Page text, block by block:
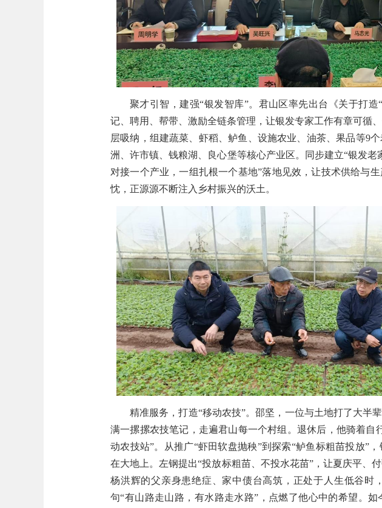
聚才引智，建强“银发智库”。 君山区率先出台《关于打造“
记、聘用、帮带、激励全链条管理 ， 让银发专家工作有章可循
层吸纳，组建蔬菜、虾稻、鲈鱼、设施农业、油茶、果品等9个
洲、许市镇、钱粮湖、良心堡等核心产业区。同步建立“银发老
对接一个产业，一组扎根一个基地”落地见效 ，让技术供给与
忱， 正源源不断注入乡村振兴的沃土。
精准服务，打造“移动农技”。邵坚，一位与土地打了大半
满一摞摞农技笔记，走遍君山每一个村组。退休后，他骑着自
动农技站”。从推广“虾田软盘抛秧”到探索“鲈鱼标粗苗投放”，
在大地上。左钢提出“投放标粗苗、不投水花苗”，让夏庆平、
杨洪辉的父亲身患绝症、家中债台高筑，正处于 人生低谷时
句“有山路走山路，有水路走水路” ，点燃了他心中的希望。